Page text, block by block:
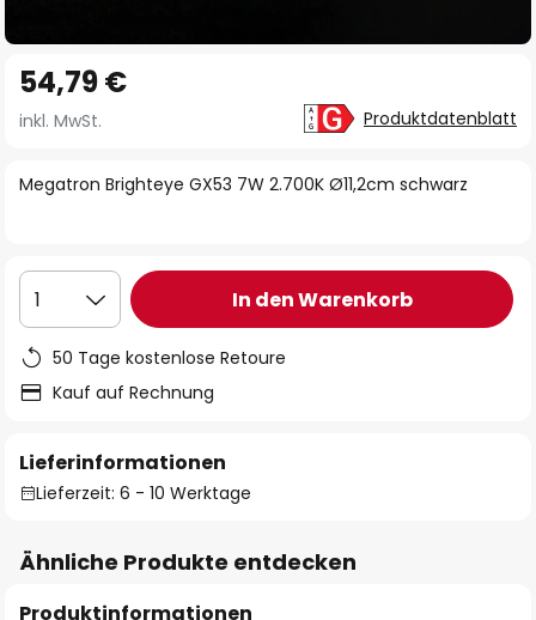
Anfang
der
springen
Megatron Brighteye GX53 7W 2.700K Ø11,2cm schwarz
54,79 €
inkl. MwSt. Produktdatenblatt
1 In den Warenkorb
50 Tage kostenlose Retoure
Kauf auf Rechnung
Lieferinformationen
Lieferzeit: 6 - 10 Werktage
Ähnliche Produkte entdecken
Produktinformationen